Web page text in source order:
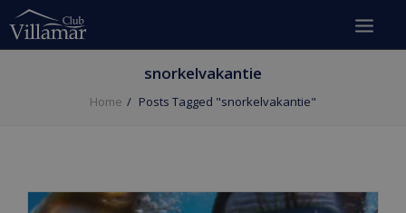
snorkelvakantie
Home Posts Tagged "snorkelvakantie"